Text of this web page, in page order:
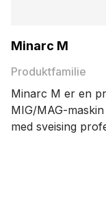
Minarc M
Produktfamilie
Minarc M er en
MIG/MAG-
med sveising